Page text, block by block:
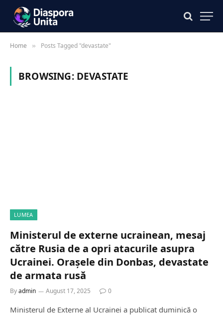
Home » Posts Tagged "devastate"
BROWSING: DEVASTATE
LUMEA
Ministerul de externe ucrainean, mesaj
către Rusia de a opri atacurile asupra
Ucrainei. Orașele din Donbas, devastate
de armata rusă
Byadmin August 17, 2025 0
Ministerul de Externe al Ucrainei a publicat duminică o